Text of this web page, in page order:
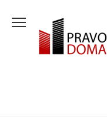
содержанию